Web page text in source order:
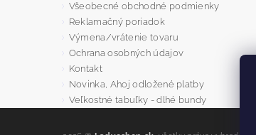
Všeobecné obchodné podmienky
Reklamačný poriadok
Výmena/vrátenie tovaru
Ochrana osobných údajov
Kontakt
Novinka, Ahoj odložené platby
Veľkostné tabuľky - dlhé bundy